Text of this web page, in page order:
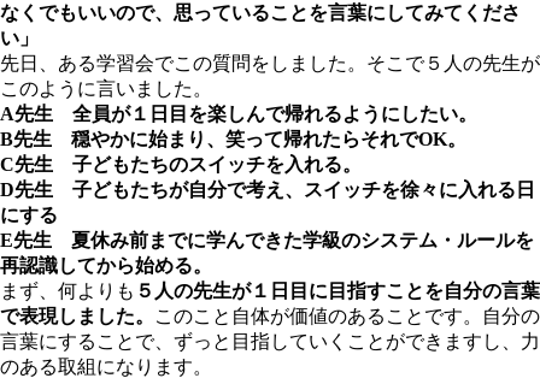
なくでもいいので、思っていることを言葉にしてみてくださ
い」
先日、ある学習会でこの質問をしました。そこで５人の先生が
このように言いました。
A先生 全員が１日目を楽しんで帰れるようにしたい。
B先生 穏やかに始まり、笑って帰れたらそれでOK。
C先生 子どもたちのスイッチを入れる。
D先生 子どもたちが自分で考え、スイッチを徐々に入れる日
にする
E先生 夏休み前までに学んできた学級のシステム・ルールを
再認識してから始める。
まず、何よりも ５人の先生が１日目に目指すことを自分の言葉
で表現しました。
このこと自体が価値のあることです。自分の
言葉にすることで、ずっと目指していくことができますし、力
のある取組になります。